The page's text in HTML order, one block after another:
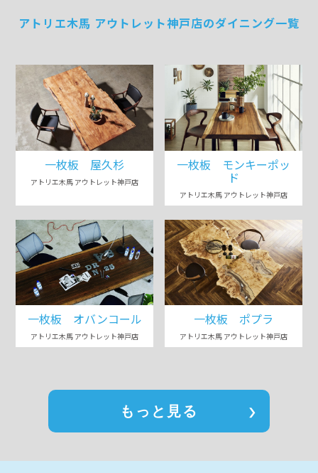
アトリエ木馬 アウトレット神戸店のダイニング一覧
一枚板 屋久杉
アトリエ木馬 アウトレット神戸店
一枚板 モンキーポッ
ド
アトリエ木馬 アウトレット神戸店
一枚板 オバンコール
アトリエ木馬 アウトレット神戸店
一枚板 ポプラ
アトリエ木馬 アウトレット神戸店
もっと見る